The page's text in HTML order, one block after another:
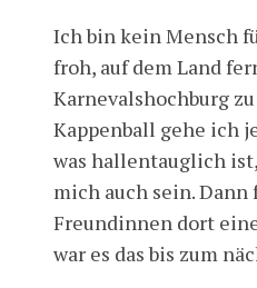
Ich bin kein Mensch
froh, auf dem Land
Karnevalshochburg
Kappenball gehe ich
was hallentauglich
mich auch sein.
Freundinnen dort
war es das bis zum